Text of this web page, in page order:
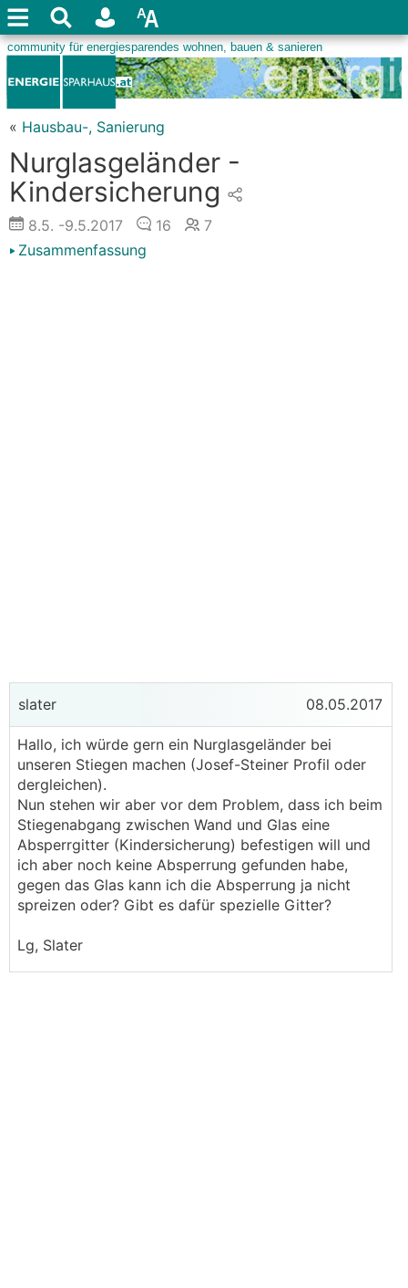
« Hausbau-, Sanierung
Nurglasgeländer -
Kindersicherung
8.5. -9.5.2017 16
7
Zusammenfassung
slater 08.05.2017
Hallo, ich würde gern ein Nurglasgeländer bei
unseren Stiegen machen (Josef-Steiner Profil oder
dergleichen).
Nun stehen wir aber vor dem Problem, dass ich beim
Stiegenabgang zwischen Wand und Glas eine
Absperrgitter (Kindersicherung) befestigen will und
ich aber noch keine Absperrung gefunden habe,
gegen das Glas kann ich die Absperrung ja nicht
spreizen oder? Gibt es dafür spezielle Gitter?
Lg, Slater